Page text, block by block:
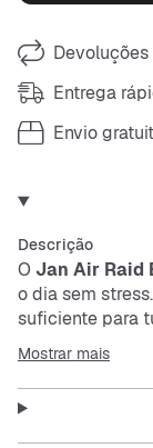
Entrega
Envio
Descrição
O Jan Air Raid
o dia sem
suficiente para
com o icónico
escola,
Mostrar mais